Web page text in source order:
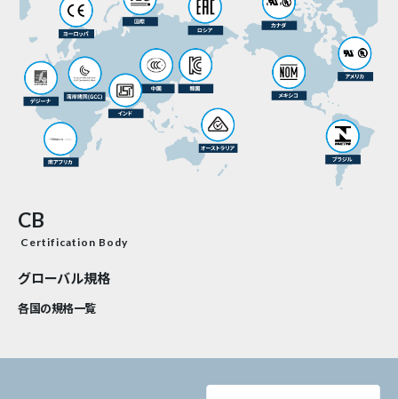
CB
Certification Body
グローバル規格
各国の規格一覧